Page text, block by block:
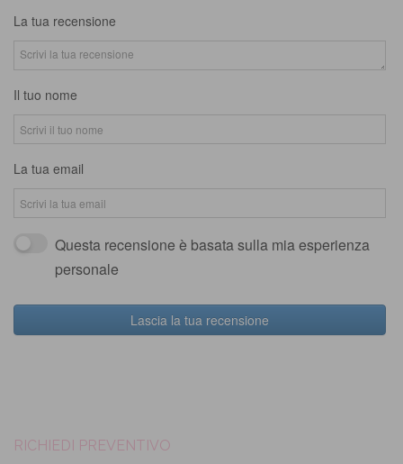
La tua recensione
Il tuo nome
La tua email
Questa recensione è basata sulla mia esperienza
personale
Lascia la tua recensione
RICHIEDI PREVENTIVO